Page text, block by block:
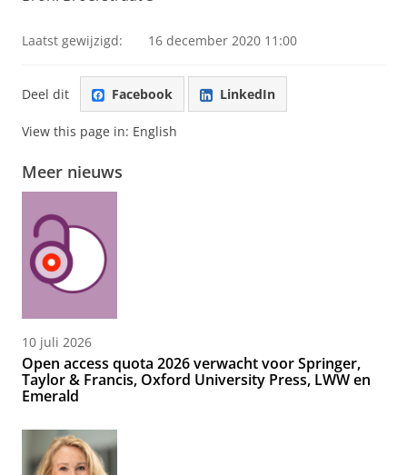
Laatst gewijzigd: 16 december 2020 11:00
Deel dit Facebook LinkedIn
View this page in: English
Meer nieuws
10 juli 2026
Open access quota 2026 verwacht voor Springer,
Taylor & Francis, Oxford University Press, LWW en
Emerald